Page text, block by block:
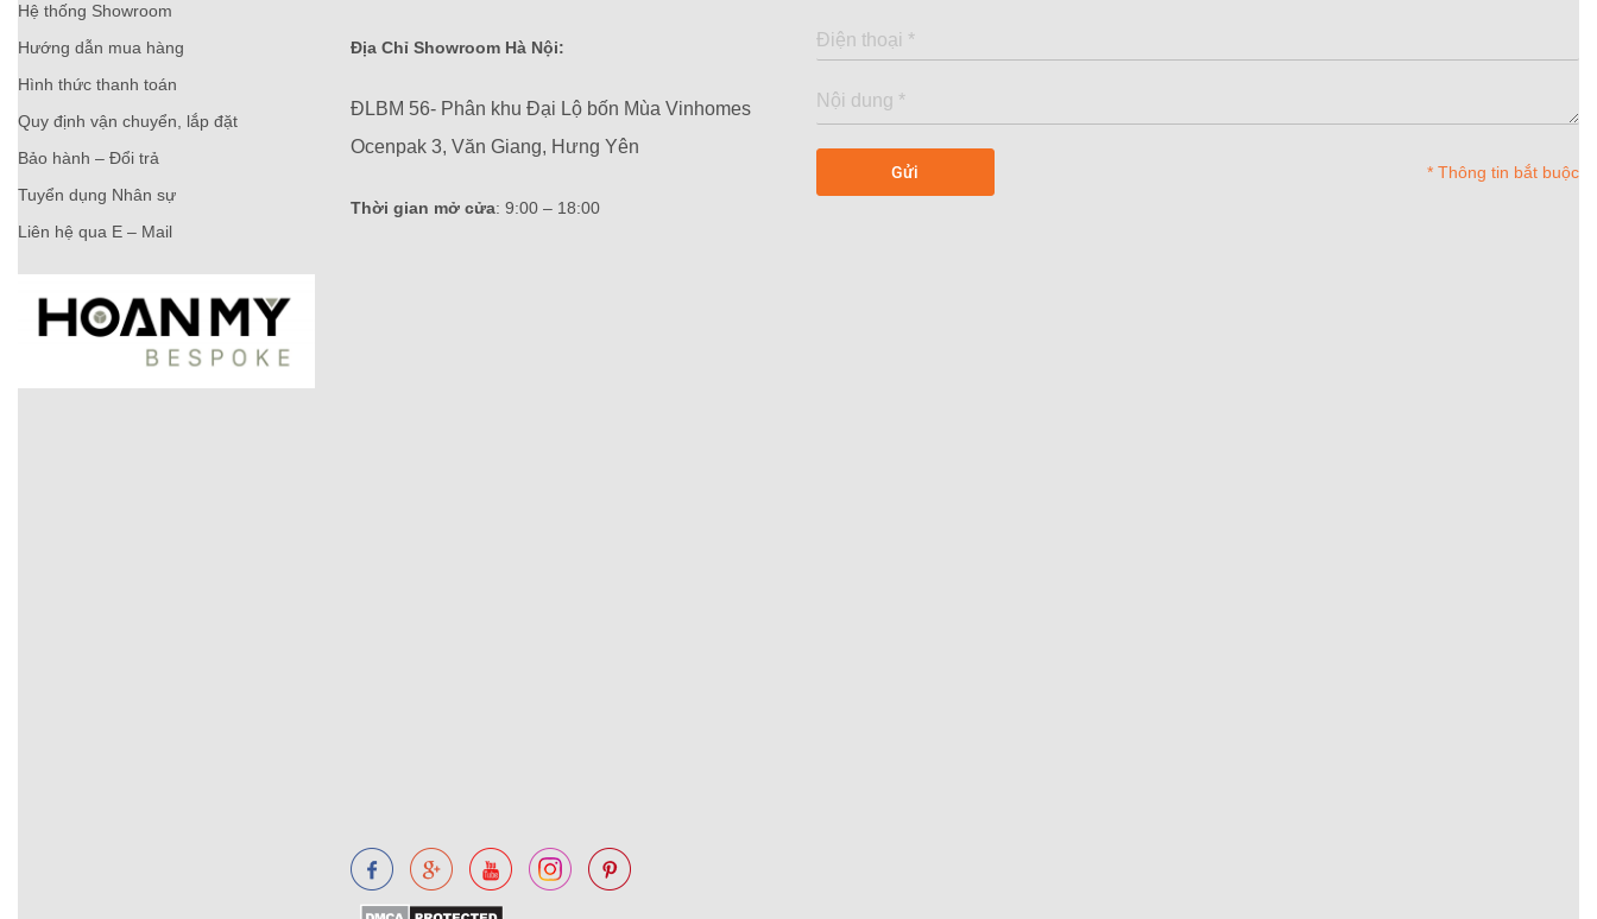
Hệ thống Showroom
Hướng dẫn mua hàng
Hình thức thanh toán
Quy định vận chuyển, lắp đặt
Bảo hành – Đổi trả
Tuyển dụng Nhân sự
Liên hệ qua E – Mail
Địa Chỉ Showroom Hà Nội:
ĐLBM 56- Phân khu Đại Lộ bốn Mùa Vinhomes
Ocenpak 3, Văn Giang, Hưng Yên
Thời gian mở cửa: 9:00 – 18:00
* Thông tin bắt buộc